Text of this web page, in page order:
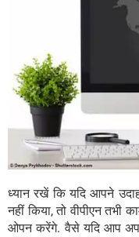
ध्यान रखें कि यदि आपने
नहीं किया, तो वीपीएन
ओपन करेंगे. वैसे यदि आप